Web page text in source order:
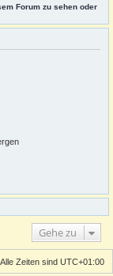
Forum zu sehen oder
Gehe zu
Alle Zeiten sind UTC+01:00